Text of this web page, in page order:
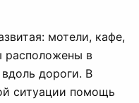
мотели, кафе,
расположены в
дороги. В
ситуации помощь